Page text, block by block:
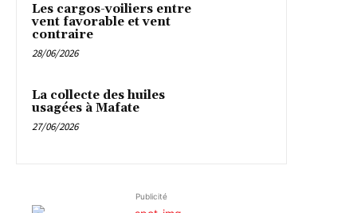
Les cargos-voiliers entre
vent favorable et vent
contraire
28/06/2026
La collecte des huiles
usagées à Mafate
27/06/2026
Publicité